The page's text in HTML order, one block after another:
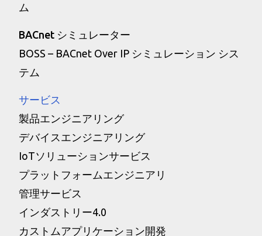
ム
BACnet シミュレーター
BOSS – BACnet Over IP シミュレーション シス
テム
サービス
製品エンジニアリング
デバイスエンジニアリング
IoTソリューションサービス
プラットフォームエンジニアリ
管理サービス
インダストリー4.0
カストムアプリケーション開発